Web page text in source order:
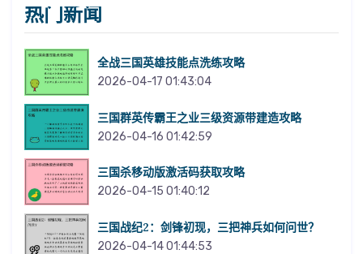
热门新闻
全战三国英雄技能点洗练攻略
2026-04-17 01:43:04
三国群英传霸王之业三级资源带建造攻略
2026-04-16 01:42:59
三国杀移动版激活码获取攻略
2026-04-15 01:40:12
三国战纪2：剑锋初现，三把神兵如何问世？
2026-04-14 01:44:53